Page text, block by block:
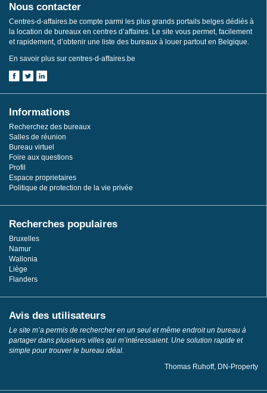
Nous contacter
Centres-d-affaires.be compte parmi les plus grands portails belges dédiés à
la location de bureaux en centres d’affaires. Le site vous permet, facilement
et rapidement, d’obtenir une liste des bureaux à louer partout en Belgique.
En savoir plus sur centres-d-affaires.be
Informations
Recherchez des bureaux
Salles de réunion
Bureau virtuel
Foire aux questions
Profil
Espace proprietaires
Politique de protection de la vie privée
Recherches populaires
Bruxelles
Namur
Wallonia
Liège
Flanders
Avis des utilisateurs
Le site m’a permis de rechercher en un seul et même endroit un bureau à
partager dans plusieurs villes qui m’intéressaient. Une solution rapide et
simple pour trouver le bureau idéal.
Thomas Ruhoff, DN-Property